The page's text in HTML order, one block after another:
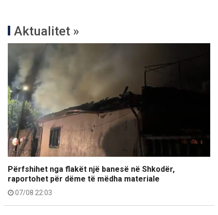
Aktualitet »
Përfshihet nga flakët një banesë në Shkodër,
raportohet për dëme të mëdha materiale
07/08 22:03